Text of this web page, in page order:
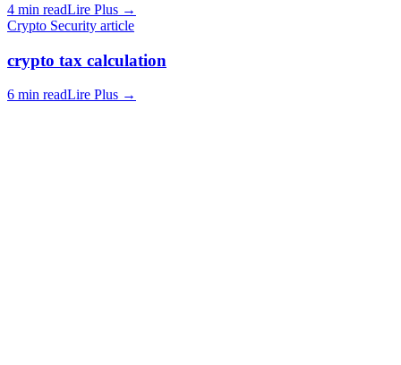
4 min readLire Plus →
Crypto Security article
crypto tax calculation
6 min readLire Plus →